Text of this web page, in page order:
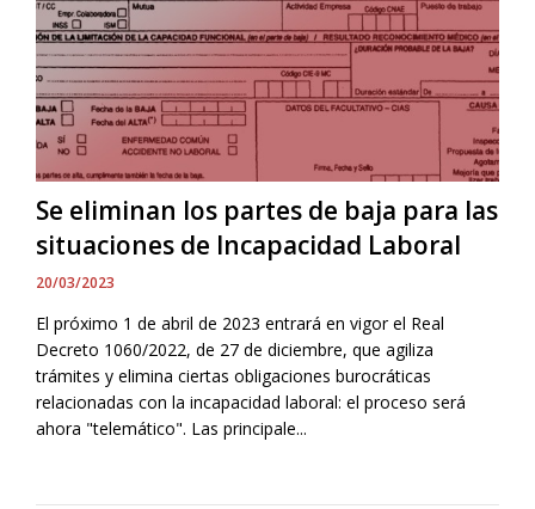
Se eliminan los partes de baja para las
situaciones de Incapacidad Laboral
20/03/2023
El próximo 1 de abril de 2023 entrará en vigor el Real
Decreto 1060/2022, de 27 de diciembre, que agiliza
trámites y elimina ciertas obligaciones burocráticas
relacionadas con la incapacidad laboral: el proceso será
ahora "telemático". Las principale...